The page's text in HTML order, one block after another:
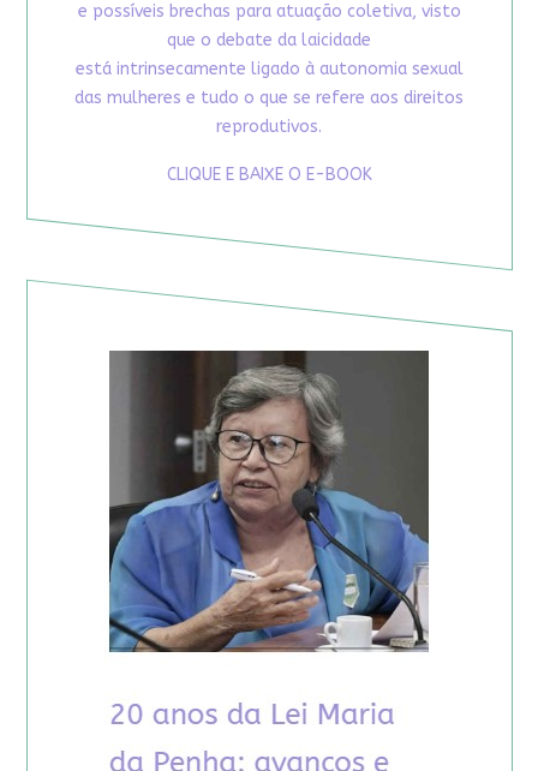
e possíveis brechas para atuação coletiva, visto
que o debate da laicidade
está intrinsecamente ligado à autonomia sexual
das mulheres e tudo o que se refere aos direitos
reprodutivos.
CLIQUE E BAIXE O E-BOOK